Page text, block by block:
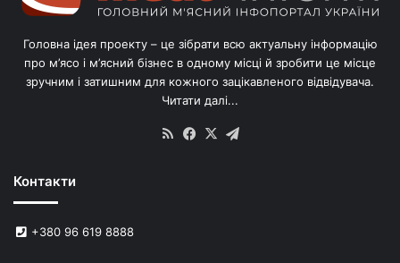
е
й
У
Головна ідея проекту – це зібрати всю актуальну інформацію
про м’ясо і м’ясний бізнес в одному місці й зробити це місце
зручним і затишним для кожного зацікавленого відвідувача.
Читати далі...
RSS Facebook
X
Контакти
+380 96 619 8888